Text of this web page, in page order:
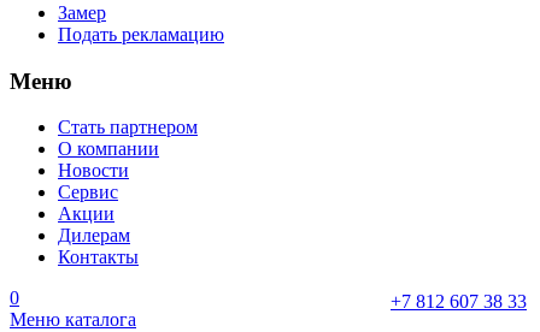
Замер
Подать рекламацию
Меню
Стать партнером
О компании
Новости
Сервис
Акции
Дилерам
Контакты
+7 812 607 38 33
0
Меню каталога